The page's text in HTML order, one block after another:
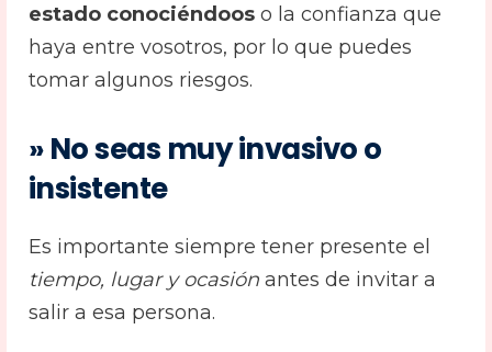
estado conociéndoos o la confianza que
haya entre vosotros, por lo que puedes
tomar algunos riesgos.
» No seas muy invasivo o
insistente
Es importante siempre tener presente el
tiempo, lugar y ocasión antes de invitar a
salir a esa persona.